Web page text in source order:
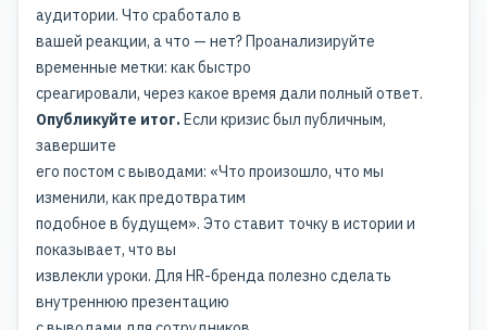
аудитории. Что сработало в
вашей реакции, а что — нет? Проанализируйте
временные метки: как быстро
среагировали, через какое время дали полный ответ.
Опубликуйте итог.Если кризис был публичным,
завершите
его постом с выводами: «Что произошло, что мы
изменили, как предотвратим
подобное в будущем». Это ставит точку в истории и
показывает, что вы
извлекли уроки. Для HR-бренда полезно сделать
внутреннюю презентацию